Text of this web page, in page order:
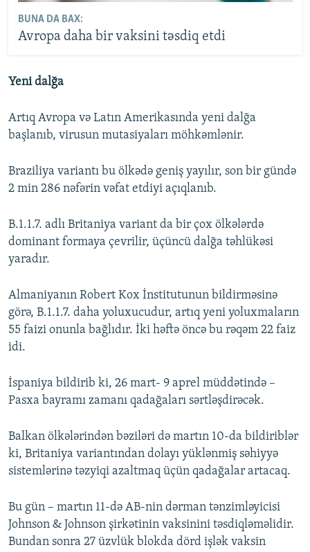
BUNA DA BAX:
Avropa daha bir vaksini təsdiq etdi
Yeni dalğa
Artıq Avropa və Latın Amerikasında yeni dalğa
başlanıb, virusun mutasiyaları möhkəmlənir.
Braziliya variantı bu ölkədə geniş yayılır, son bir gündə
2 min 286 nəfərin vəfat etdiyi açıqlanıb.
B.1.1.7. adlı Britaniya variant da bir çox ölkələrdə
dominant formaya çevrilir, üçüncü dalğa təhlükəsi
yaradır.
Almaniyanın Robert Kox İnstitutunun bildirməsinə
görə, B.1.1.7. daha yoluxucudur, artıq yeni yoluxmaların
55 faizi onunla bağlıdır. İki həftə öncə bu rəqəm 22 faiz
idi.
İspaniya bildirib ki, 26 mart- 9 aprel müddətində –
Pasxa bayramı zamanı qadağaları sərtləşdirəcək.
Balkan ölkələrindən bəziləri də martın 10-da bildiriblər
ki, Britaniya variantından dolayı yüklənmiş səhiyyə
sistemlərinə təzyiqi azaltmaq üçün qadağalar artacaq.
Bu gün – martın 11-də AB-nin dərman tənzimləyicisi
Johnson & Johnson şirkətinin vaksinini təsdiqləməlidir.
Bundan sonra 27 üzvlük blokda dörd işlək vaksin